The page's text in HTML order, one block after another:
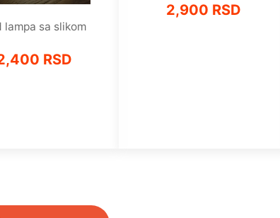
lampa sa slikom
RSD
2,900 RSD